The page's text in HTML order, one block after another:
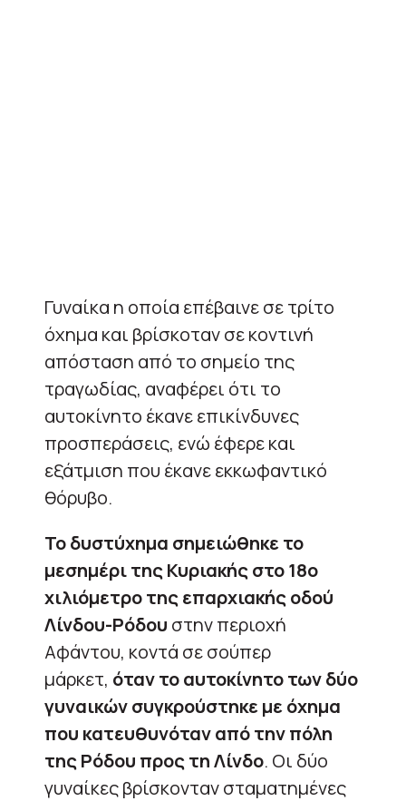
Γυναίκα η οποία επέβαινε σε τρίτο
όχημα και βρίσκοταν σε κοντινή
απόσταση από το σημείο της
τραγωδίας, αναφέρει ότι το
αυτοκίνητο έκανε επικίνδυνες
προσπεράσεις, ενώ έφερε και
εξάτμιση που έκανε εκκωφαντικό
θόρυβο.
Το δυστύχημα σημειώθηκε το
μεσημέρι της Κυριακής στο 18ο
χιλιόμετρο της επαρχιακής οδού
Λίνδου-Ρόδου στην περιοχή
Αφάντου, κοντά σε σούπερ
μάρκετ, όταν το αυτοκίνητο των δύο
γυναικών συγκρούστηκε με όχημα
που κατευθυνόταν από την πόλη
της Ρόδου προς τη Λίνδο. Οι δύο
γυναίκες βρίσκονταν σταματημένες